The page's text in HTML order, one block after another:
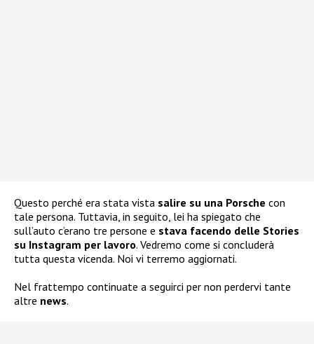
Questo perché era stata vista salire su una Porsche con
tale persona. Tuttavia, in seguito, lei ha spiegato che
sull’auto c’erano tre persone e stava facendo delle Stories
su Instagram per lavoro. Vedremo come si concluderà
tutta questa vicenda. Noi vi terremo aggiornati.
Nel frattempo continuate a seguirci per non perdervi tante
altre news.